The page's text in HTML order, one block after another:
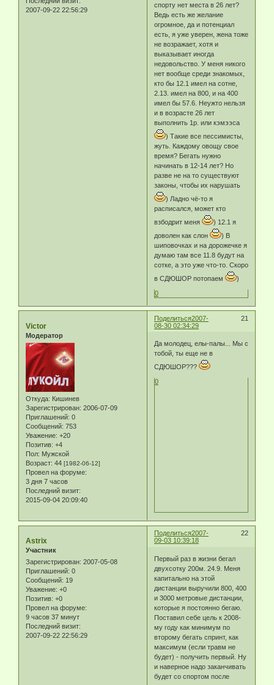
2007-09-22 22:56:29
спорту нет места в 26 лет?
Ведь есть же желание
огромное, да и потенциал
есть, я уже уверен, жена тоже
не возражает, хотя и
выказывает иногда
недовольство. У меня никого
нет вообще среди знакомых,
кто бы 12.1 имел на сотне,
2.13. имел на 800, и на 400
имел бы 57.6. Неужто нельзя
и в возрасте 26 лет
выполнить 1р. или кэмээса
) Такие все пессимисты,
жуть. Каждому овощу свое
время? Бегать нужно
начинать в 12-14 лет? Но
разве не на то существуют
законы, чтобы их нарушать
) Ладно чё-то я
расписался, может кто
взбодрит меня
) 12.1 я
доволен как слон
) В
шиповочках и на дорожечке я
думаю там все 11.8 будут на
сотке, а это уже что-то. Скоро
в СДЮШОР потопаем
)
0
Поделиться 21
2007-
08-30 02:34:29
Victor
Модератор
Откуда: Кишинев
Зарегистрирован: 2006-07-09
Приглашений: 0
Сообщений: 753
Уважение: +20
Позитив: +4
Пол: Мужской
Возраст: 44 [1982-06-12]
Провел на форуме:
3 дня 7 часов
Последний визит:
2015-09-04 20:09:40
Да молодец, елы-палы... Мы с
тобой, ты еще не в
СДЮШОР???
0
Поделиться 22
2007-
09-03 10:39:18
Astrix
Участник
Зарегистрирован: 2007-05-08
Приглашений: 0
Сообщений: 19
Уважение: +0
Позитив: +0
Провел на форуме:
9 часов 37 минут
Последний визит:
2007-09-22 22:56:29
Первый раз в жизни бегал
двухсотку 200м. 24.9. Меня
капитально на этой
дистанции выручили 800, 400
и 3000 метровые дистанции,
которые я постоянно бегаю.
Поставил себе цель к 2008-
му году как минимум по
второму бегать спринт, как
максимум (если травм не
будет) - получить первый. Ну
и наверное надо заканчивать
будет со спортом после